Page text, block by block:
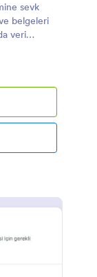
sevk
belgeleri
veri